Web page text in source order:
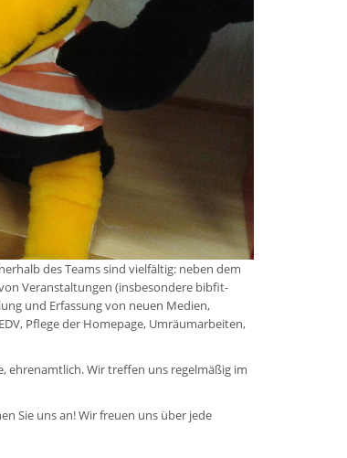
des Teams sind vielfältig: neben dem
Veranstaltungen (insbesondere bibfit-
und Erfassung von neuen Medien,
Pflege der Homepage, Umräumarbeiten,
ehrenamtlich. Wir treffen uns regelmäßig im
Sie uns an! Wir freuen uns über jede